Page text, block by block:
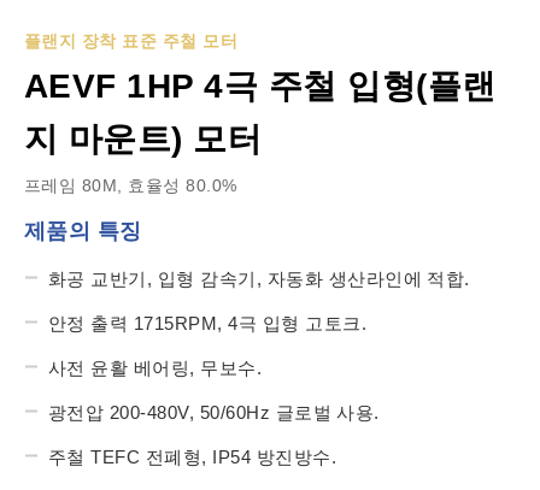
플랜지 장착 표준 주철 모터
AEVF 1HP 4극 주철 입형(플랜
지 마운트) 모터
프레임 80M, 효율성 80.0%
제품의 특징
화공 교반기, 입형 감속기, 자동화 생산라인에 적합.
안정 출력 1715RPM, 4극 입형 고토크.
사전 윤활 베어링, 무보수.
광전압 200-480V, 50/60Hz 글로벌 사용.
주철 TEFC 전폐형, IP54 방진방수.